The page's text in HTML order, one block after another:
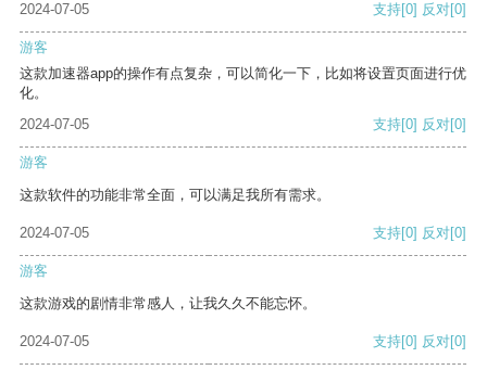
2024-07-05
支持[0] 反对[0]
游客
这款加速器app的操作有点复杂，可以简化一下，比如将设置页面进行优
化。
2024-07-05
支持[0] 反对[0]
游客
这款软件的功能非常全面，可以满足我所有需求。
2024-07-05 支持[0] 反对[0]
游客
这款游戏的剧情非常感人，让我久久不能忘怀。
2024-07-05 支持[0] 反对[0]